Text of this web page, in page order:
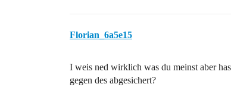
Florian_6a5e15
I weis ned wirklich was du meinst aber
gegen des abgesichert?